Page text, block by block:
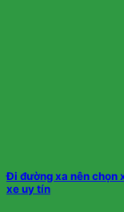
Đi đường xa nên chọn
xe uy tín